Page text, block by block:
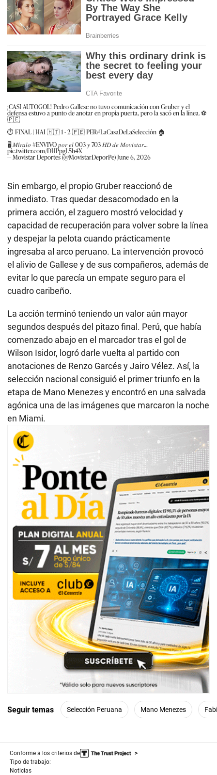
¡CASI AUTOGOL! Pedro Gallese no tuvo comunicación con Gruber y el
defensa estuvo a punto de anotar en propia puerta, pero la sacó en la línea. ⚽
🇵🇪
⏱️ FINAL | HAI 🇭🇹 1 - 2 🇵🇪 PER#LaCasaDeLaSelección 🏠
🖥️ 𝑀𝑖́𝑟𝑎𝑙𝑜 #ENVIVO𝑝𝑜𝑟 𝑒𝑙 003 𝑦 703 𝐻𝐷 𝑑𝑒 𝑀𝑜𝑣𝑖𝑠𝑡𝑎𝑟…
pic.twitter.com/DHPpgL5b4X
— Movistar Deportes (@MovistarDeporPe)June 6, 2026
Sin embargo, el propio Gruber reaccionó de
inmediato. Tras quedar desacomodado en la
primera acción, el zaguero mostró velocidad y
capacidad de recuperación para volver sobre la línea
y despejar la pelota cuando prácticamente
ingresaba al arco peruano. La intervención provocó
el alivio de Gallese y de sus compañeros, además de
evitar lo que parecía un empate seguro para el
cuadro caribeño.
La acción terminó teniendo un valor aún mayor
segundos después del pitazo final. Perú, que había
comenzado abajo en el marcador tras el gol de
Wilson Isidor, logró darle vuelta al partido con
anotaciones de Renzo Garcés y Jairo Vélez. Así, la
selección nacional consiguió el primer triunfo en la
etapa de Mano Menezes y encontró en una salvada
agónica una de las imágenes que marcaron la noche
en Miami.
Seguir temas Selección Peruana Mano Menezes
Conforme a los criterios de
Tipo de trabajo:
Noticias